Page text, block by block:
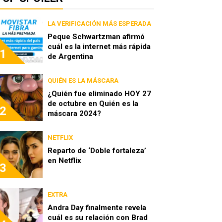
1
LA VERIFICACIÓN MÁS ESPERADA
Peque Schwartzman afirmó
cuál es la internet más rápida
de Argentina
2
QUIÉN ES LA MÁSCARA
¿Quién fue eliminado HOY 27
de octubre en Quién es la
máscara 2024?
3
NETFLIX
Reparto de ‘Doble fortaleza’
en Netflix
EXTRA
Andra Day finalmente revela
cuál es su relación con Brad